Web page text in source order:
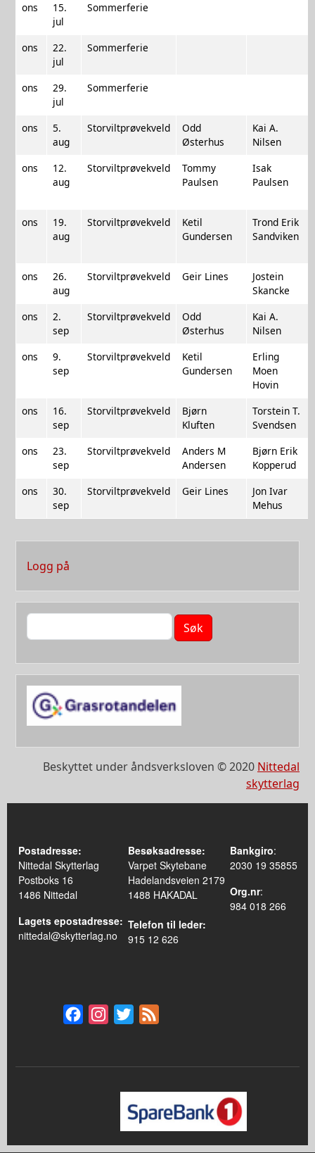
ons
15.
jul
Sommerferie
ons
22.
jul
Sommerferie
ons
29.
jul
Sommerferie
ons
5.
aug
Storviltprøvekveld
Odd
Østerhus
Kai A.
Nilsen
ons
12.
aug
Storviltprøvekveld
Tommy
Paulsen
Isak
Paulsen
ons
19.
aug
Storviltprøvekveld
Ketil
Gundersen
Trond Erik
Sandviken
ons
26.
aug
Storviltprøvekveld Geir Lines
Jostein
Skancke
ons
2.
sep
Storviltprøvekveld
Odd
Østerhus
Kai A.
Nilsen
ons
9.
sep
Storviltprøvekveld
Ketil
Gundersen
Erling
Moen
Hovin
ons
16.
sep
Storviltprøvekveld
Bjørn
Kluften
Torstein T.
Svendsen
ons
23.
sep
Storviltprøvekveld
Anders M
Andersen
Bjørn Erik
Kopperud
ons
30.
sep
Storviltprøvekveld Geir Lines
Jon Ivar
Mehus
User account menu
Logg på
Søk
Beskyttet under åndsverksloven © 2020 Nittedal
skytterlag
Postadresse:
Nittedal Skytterlag
Postboks 16
1486 Nittedal
Lagets epostadresse:
nittedal@skytterlag.no
Besøksadresse:
Varpet Skytebane
Hadelandsveien 2179
1488 HAKADAL
Telefon til leder:
915 12 626
Bankgiro:
2030 19 35855
Org.nr:
984 018 266
FacebookInstagram
Twitter